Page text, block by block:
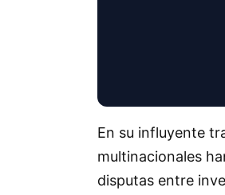
En su influyente
multinacionales
disputas entre